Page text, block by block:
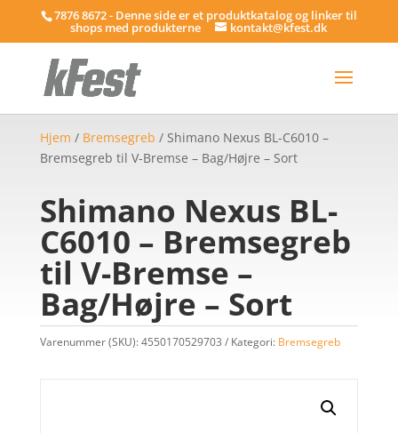
7876 8672 - Denne side er et produktkatalog og linker til
shops med produkterne kontakt@kfest.dk
Hjem / Bremsegreb / Shimano Nexus BL-C6010 –
Bremsegreb til V-Bremse – Bag/Højre – Sort
Shimano Nexus BL-
C6010 – Bremsegreb
til V-Bremse –
Bag/Højre – Sort
Varenummer (SKU):4550170529703 Kategori: Bremsegreb